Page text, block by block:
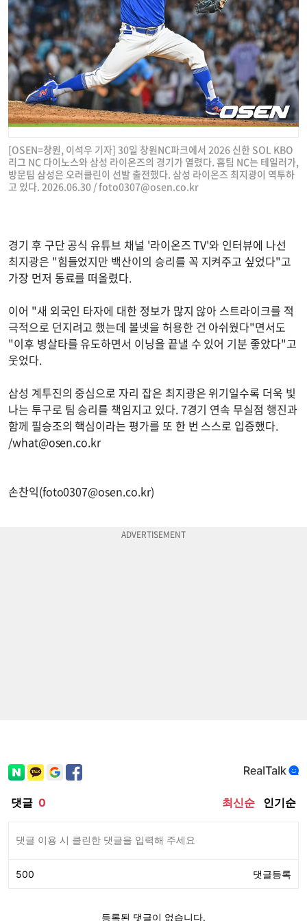
[OSEN=창원, 이석우 기자] 30일 창원NC파크에서 2026 신한 SOL KBO
리그 NC 다이노스와 삼성 라이온즈의 경기가 열렸다. 홈팀 NC는 테일러가,
방문팀 삼성은 오러클린이 선발 출전했다. 삼성 라이온즈 최지광이 역투하
고 있다. 2026.06.30 /foto0307@osen.co.kr
경기 후 구단 공식 유튜브 채널 '라이온즈 TV'와 인터뷰에 나선
최지광은 "힘들었지만 백산이의 승리를 꼭 지켜주고 싶었다"고
가장 먼저 동료를 떠올렸다.
이어 "새 외국인 타자에 대한 정보가 많지 않아 스트라이크를 적
극적으로 던지려고 했는데 볼넷을 허용한 건 아쉬웠다"면서도
"이후 병살타를 유도하면서 이닝을 끝낼 수 있어 기분 좋았다"고
웃었다.
삼성 계투진의 중심으로 자리 잡은 최지광은 위기일수록 더욱 빛
나는 투구로 팀 승리를 책임지고 있다. 7경기 연속 무실점 행진과
함께 필승조의 핵심이라는 평가를 또 한 번 스스로 입증했다.
/what@osen.co.kr
손찬익(foto0307@osen.co.kr)